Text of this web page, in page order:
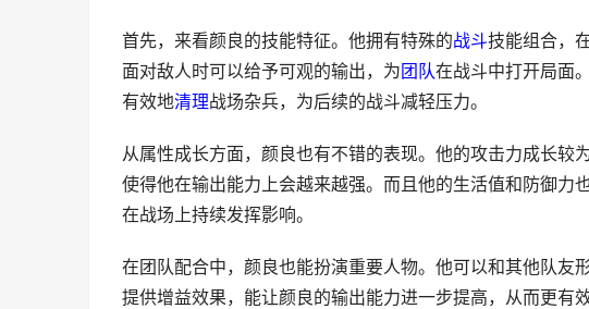
首先，来看颜良的技能特征。他拥有特殊的战斗技能组合，
面对敌人时可以给予可观的输出，为团队在战斗中打开局面
有效地清理战场杂兵，为后续的战斗减轻压力。
从属性成长方面，颜良也有不错的表现。他的攻击力成长较
使得他在输出能力上会越来越强。而且他的生活值和防御力
在战场上持续发挥影响。
在团队配合中，颜良也能扮演重要人物。他可以和其他队友
提供增益效果，能让颜良的输出能力进一步提高，从而更有